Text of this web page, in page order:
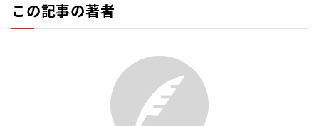
この記事の著者